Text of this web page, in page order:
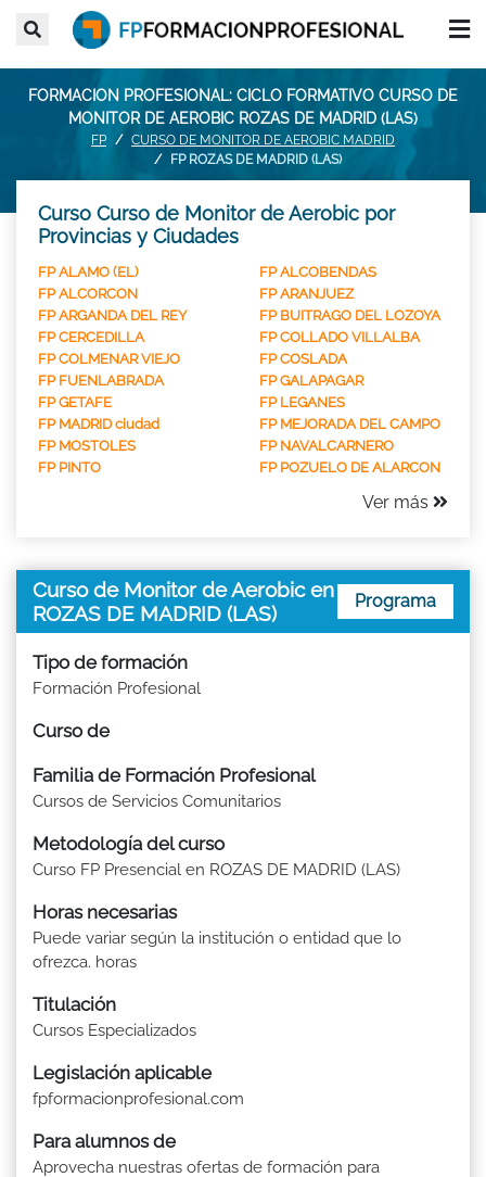
FORMACION PROFESIONAL: CICLO FORMATIVO CURSO DE
MONITOR DE AEROBIC ROZAS DE MADRID (LAS)
FP
CURSO DE MONITOR DE AEROBIC MADRID
FP ROZAS DE MADRID (LAS)
Curso Curso de Monitor de Aerobic por
Provincias y Ciudades
FP ALAMO (EL)
FP ALCOBENDAS
FP ALCORCON
FP ARANJUEZ
FP ARGANDA DEL REY
FP BUITRAGO DEL LOZOYA
FP CERCEDILLA
FP COLLADO VILLALBA
FP COLMENAR VIEJO
FP COSLADA
FP FUENLABRADA
FP GALAPAGAR
FP GETAFE
FP LEGANES
FP MADRID ciudad
FP MEJORADA DEL CAMPO
FP MOSTOLES
FP NAVALCARNERO
FP PINTO
FP POZUELO DE ALARCON
Ver más
Curso de Monitor de Aerobic en
ROZAS DE MADRID (LAS)
Programa
Tipo de formación
Formación Profesional
Curso de
Familia de Formación Profesional
Cursos de Servicios Comunitarios
Metodología del curso
Curso FP Presencial en ROZAS DE MADRID (LAS)
Horas necesarias
Puede variar según la institución o entidad que lo
ofrezca. horas
Titulación
Cursos Especializados
Legislación aplicable
fpformacionprofesional.com
Para alumnos de
Aprovecha nuestras ofertas de formación para